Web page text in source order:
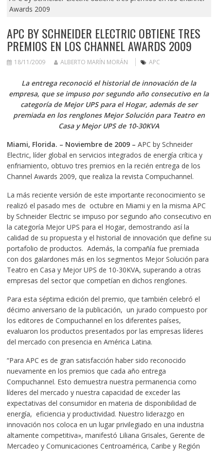
Awards 2009
APC BY SCHNEIDER ELECTRIC OBTIENE TRES
PREMIOS EN LOS CHANNEL AWARDS 2009
18/11/2009 ALBERTO MARÍN MORÁN APC
La entrega reconoció el historial de innovación de la
empresa, que se impuso por segundo año consecutivo en la
categoría de Mejor UPS para el Hogar, además de ser
premiada en los renglones Mejor Solución para Teatro en
Casa y Mejor UPS de 10-30KVA
Miami, Florida. – Noviembre de 2009 – APC by Schneider
Electric, líder global en servicios integrados de energía crítica y
enfriamiento, obtuvo tres premios en la recién entrega de los
Channel Awards 2009, que realiza la revista Compuchannel.
La más reciente versión de este importante reconocimiento se
realizó el pasado mes de octubre en Miami y en la misma APC
by Schneider Electric se impuso por segundo año consecutivo en
la categoría Mejor UPS para el Hogar, demostrando así la
calidad de su propuesta y el historial de innovación que define su
portafolio de productos. Además, la compañía fue premiada
con dos galardones más en los segmentos Mejor Solución para
Teatro en Casa y Mejor UPS de 10-30KVA, superando a otras
empresas del sector que competían en dichos renglones.
Para esta séptima edición del premio, que también celebró el
décimo aniversario de la publicación, un jurado compuesto por
los editores de Compuchannel en los diferentes países,
evaluaron los productos presentados por las empresas líderes
del mercado con presencia en América Latina.
“Para APC es de gran satisfacción haber sido reconocido
nuevamente en los premios que cada año entrega
Compuchannel. Esto demuestra nuestra permanencia como
líderes del mercado y nuestra capacidad de exceder las
expectativas del consumidor en materia de disponibilidad de
energía, eficiencia y productividad. Nuestro liderazgo en
innovación nos coloca en un lugar privilegiado en una industria
altamente competitiva», manifestó Liliana Grisales, Gerente de
Mercadeo y Comunicaciones Centroamérica, Caribe y Región